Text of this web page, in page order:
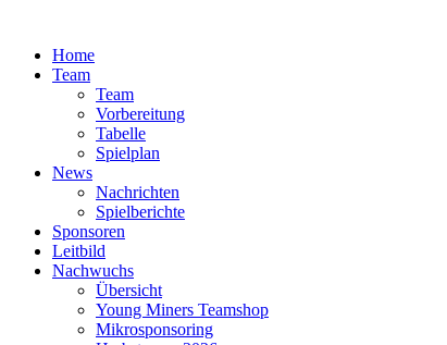
springenHome
Team
Team
Vorbereitung
Tabelle
Spielplan
News
Nachrichten
Spielberichte
Sponsoren
Leitbild
Nachwuchs
Übersicht
Young Miners Teamshop
Mikrosponsoring